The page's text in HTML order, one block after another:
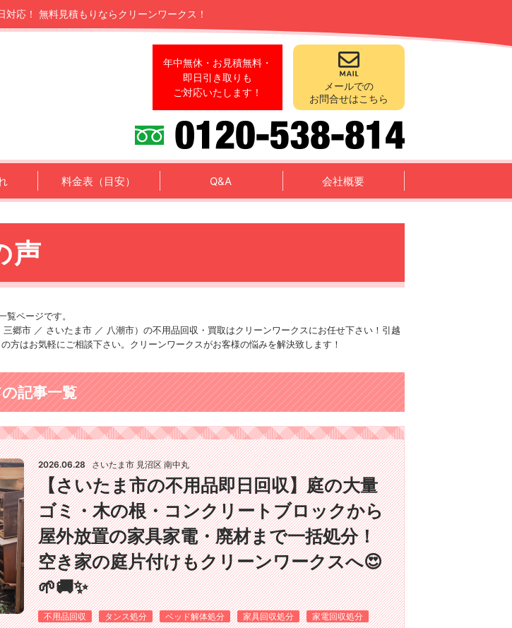
対応！ 無料見積もりならクリーンワークス！
年中無休・お見積無料・
即日引き取りも
ご対応いたします！
メールでの
お問合せはこちら
料金表（目安） Q&A 会社概要
声
覧ページです。
郷市 ／ さいたま市 ／ 八潮市）の不用品回収・買取はクリーンワークスにお任せ下さい！引越
方はお気軽にご相談下さい。クリーンワークスがお客様の悩みを解決致します！
記事一覧
2026.06.28 さいたま市 見沼区 南中丸
【さいたま市の不用品即日回収】庭の大量
ゴミ・木の根・コンクリートブロックから
屋外放置の家具家電・廃材まで一括処分！
空き家の庭片付けもクリーンワークスへ😍
🌱🚚✨
不用品回収 タンス処分 ベッド解体処分 家具回収処分
家電回収処分